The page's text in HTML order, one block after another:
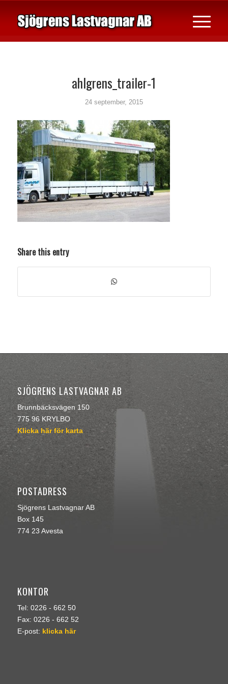
ahlgrens_trailer-1
24 september, 2015
Share this entry
SJÖGRENS LASTVAGNAR AB
Brunnbäcksvägen 150
775 96 KRYLBO
Klicka här för karta
POSTADRESS
Sjögrens Lastvagnar AB
Box 145
774 23 Avesta
KONTOR
Tel: 0226 - 662 50
Fax: 0226 - 662 52
E-post: klicka här